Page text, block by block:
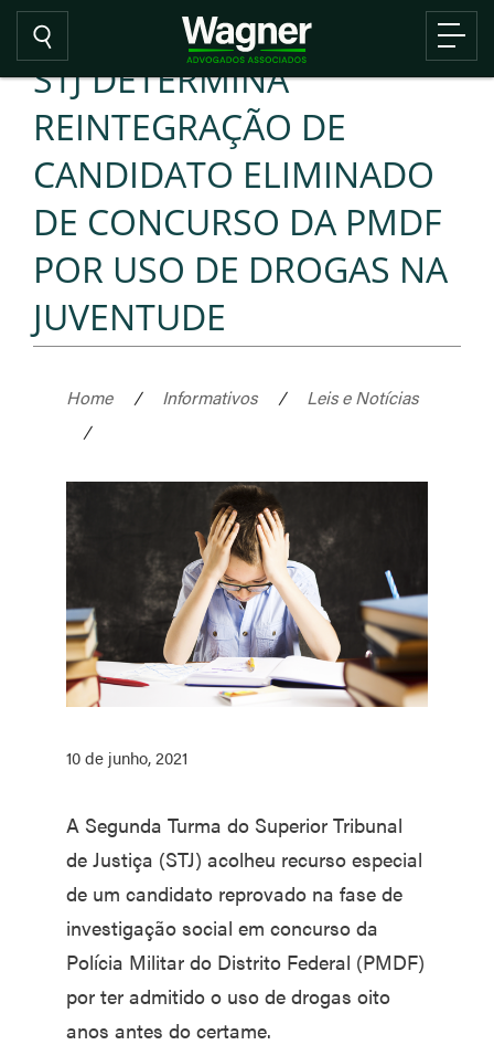
STJ DETERMINA
REINTEGRAÇÃO DE
CANDIDATO ELIMINADO
DE CONCURSO DA PMDF
POR USO DE DROGAS NA
JUVENTUDE
Home / Informativos /
Leis e Notícias
/
10 de junho, 2021
​A Segunda Turma do Superior Tribunal
de Justiça (STJ) acolheu recurso especial
de um candidato reprovado na fase de
investigação social em concurso da
Polícia Militar do Distrito Federal (PMDF)
por ter admitido o uso de drogas oito
anos antes do certame.